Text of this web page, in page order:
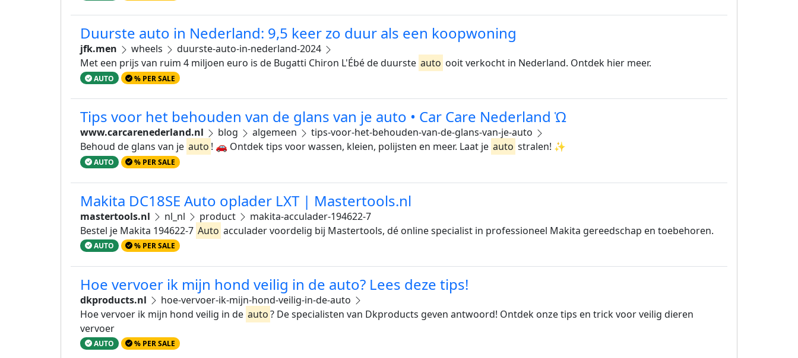
Duurste auto in Nederland: 9,5 keer zo duur als een koopwoning
jfk.men wheels
duurste-auto-in-nederland-2024
Met een prijs van ruim 4 miljoen euro is de Bugatti Chiron L'Ébé de duurste auto ooit verkocht in Nederland. Ontdek hier meer.
AUTO % PER SALE
Tips voor het behouden van de glans van je auto • Car Care Nederland Ὡ
www.carcarenederland.nl blog algemeen
tips-voor-het-behouden-van-de-glans-van-je-auto
Behoud de glans van je auto ! 🚗 Ontdek tips voor wassen, kleien, polijsten en meer. Laat je auto stralen! ✨
AUTO % PER SALE
Makita DC18SE Auto oplader LXT | Mastertools.nl
mastertools.nl nl_nl product
makita-acculader-194622-7
Bestel je Makita 194622-7 Auto acculader voordelig bij Mastertools, dé online specialist in professioneel Makita gereedschap en toebehoren.
AUTO % PER SALE
Hoe vervoer ik mijn hond veilig in de auto? Lees deze tips!
dkproducts.nl
hoe-vervoer-ik-mijn-hond-veilig-in-de-auto
Hoe vervoer ik mijn hond veilig in de auto? De specialisten van Dkproducts geven antwoord! Ontdek onze tips en trick voor veilig dieren
vervoer
AUTO % PER SALE